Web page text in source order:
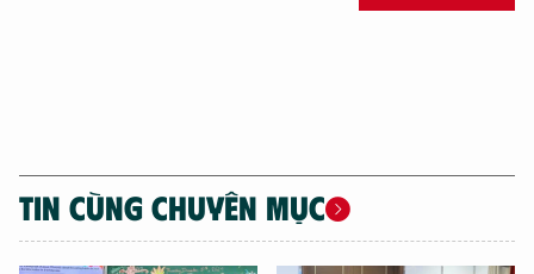
TIN CÙNG CHUYÊN MỤC